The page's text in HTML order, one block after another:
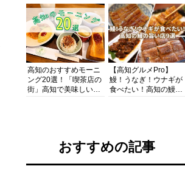
知グルメPro】
を網羅したおすすめガ
イド
高知のおすすめモーニ
ング20選！「喫茶店の
街」高知で美味しい喫
【高知グルメPro】
鰻！うなぎ！ウナギが
食べたい！高知の鰻の
おすすめの記事